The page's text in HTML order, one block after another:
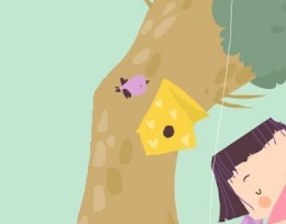
bibliotekerne
Kommune